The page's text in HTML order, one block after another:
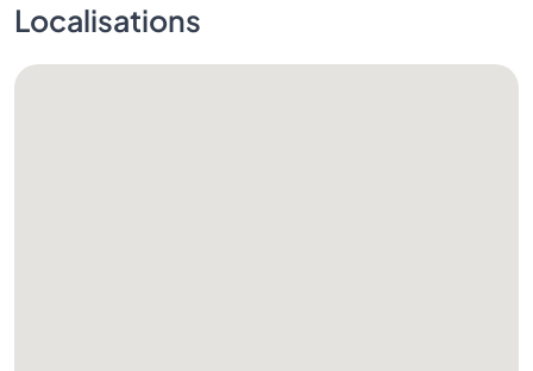
Localisations